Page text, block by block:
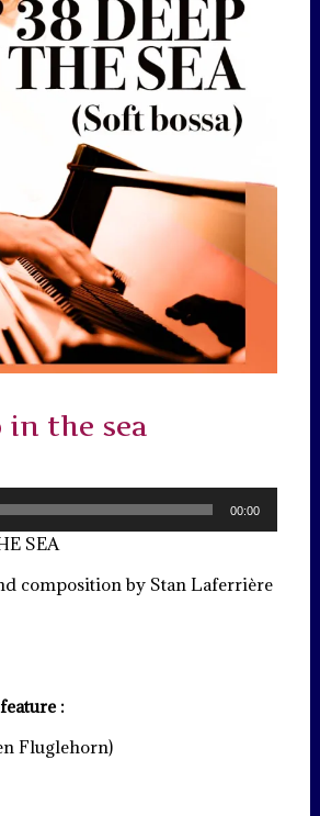
in the sea
00:00
SEA
composition by Stan Laferrière
:
Fluglehorn)